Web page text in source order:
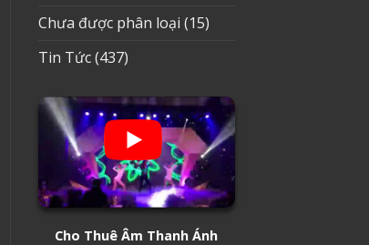
Chưa được phân loại (15)
Tin Tức(437)
Cho Thuê Âm Thanh Ánh